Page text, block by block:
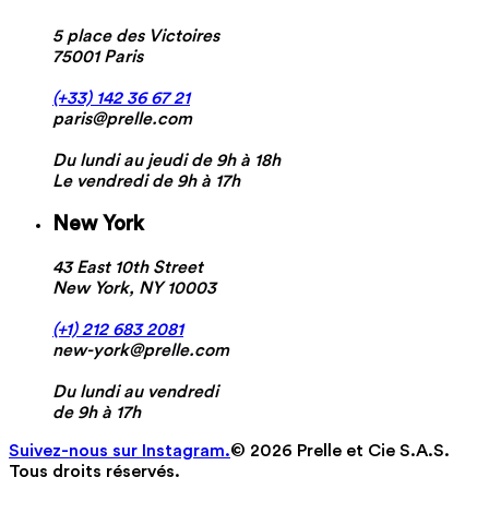
5 place des Victoires
75001 Paris
(+33) 142 36 67 21
paris@prelle.com
Du lundi au jeudi de 9h à 18h
Le vendredi de 9h à 17h
New York
43 East 10th Street
New York, NY 10003
(+1) 212 683 2081
new-york@prelle.com
Du lundi au vendredi
de 9h à 17h
Suivez-nous sur Instagram.© 2026 Prelle et Cie S.A.S.
Tous droits réservés.